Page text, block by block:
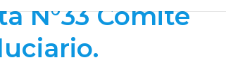
N°33 Comité